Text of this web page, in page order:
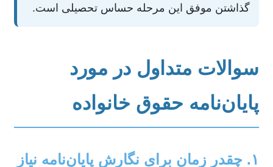
گذاشتن موفق این مرحله حساس تحصیلی است.
سوالات متداول در مورد
پایان‌نامه حقوق خانواده
۱. چقدر زمان برای نگارش پایان‌نامه نیاز